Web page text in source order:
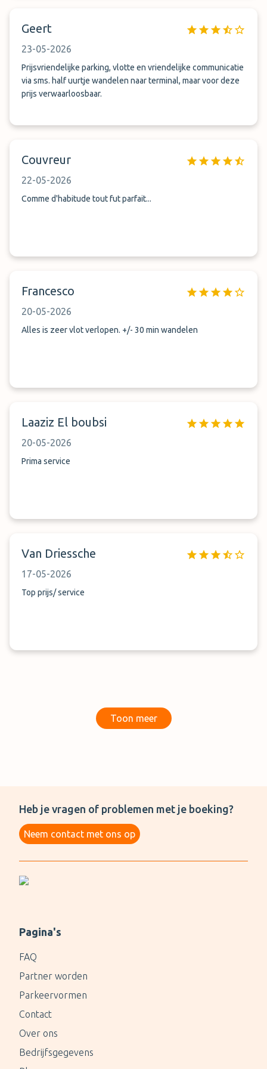
Geert
23-05-2026
Prijsvriendelijke parking, vlotte en vriendelijke communicatie
via sms. half uurtje wandelen naar terminal, maar voor deze
prijs verwaarloosbaar.
Couvreur
22-05-2026
Comme d'habitude tout fut parfait...
Francesco
20-05-2026
Alles is zeer vlot verlopen. +/- 30 min wandelen
Laaziz El boubsi
20-05-2026
Prima service
Van Driessche
17-05-2026
Top prijs/ service
Toon meer
Heb je vragen of problemen met je boeking?
Neem contact met ons op
Pagina's
FAQ
Partner worden
Parkeervormen
Contact
Over ons
Bedrijfsgegevens